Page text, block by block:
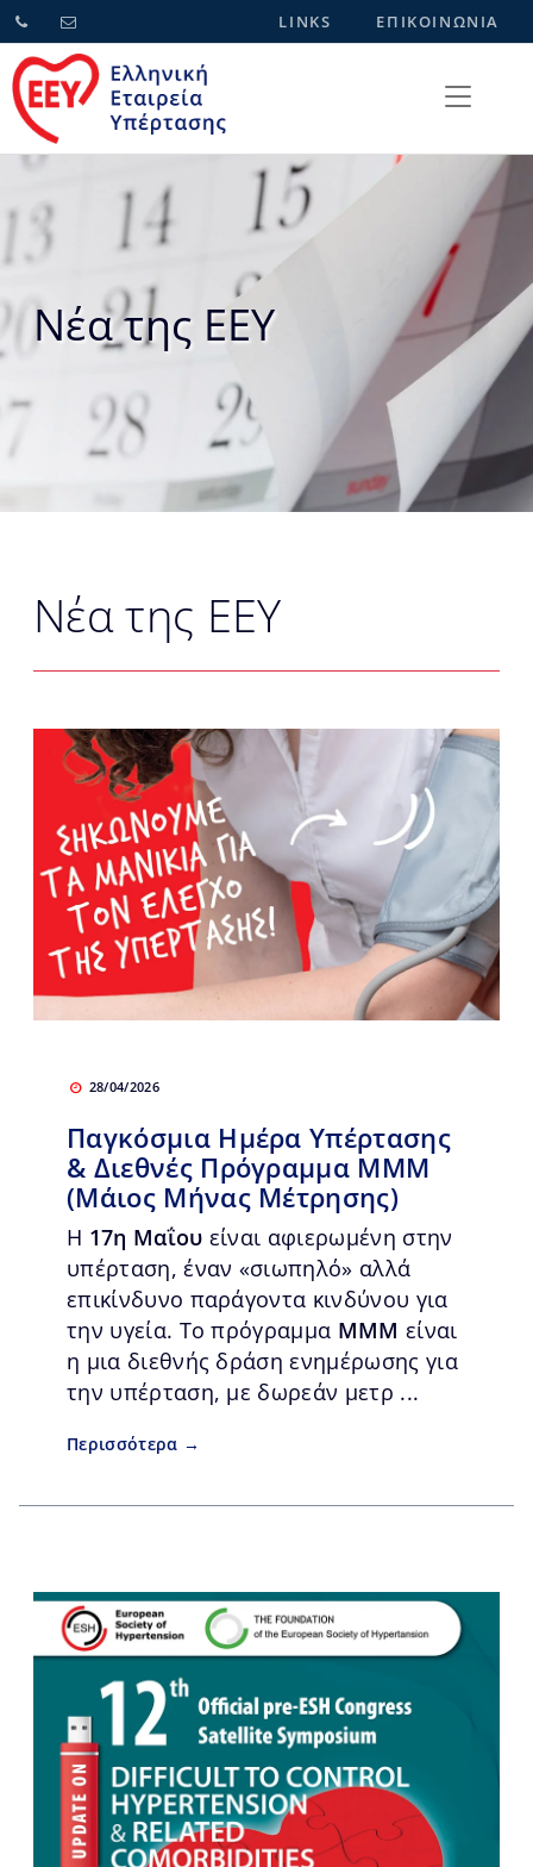
LINKS ΕΠΙΚΟΙΝΩΝΙΑ
Νέα της ΕΕΥ
Νέα της ΕΕΥ
28/04/2026
Παγκόσμια Ημέρα Υπέρτασης
& Διεθνές Πρόγραμμα ΜΜΜ
(Μάιος Μήνας Μέτρησης)
Η 17η Μαΐου είναι αφιερωμένη στην
υπέρταση, έναν «σιωπηλό» αλλά
επικίνδυνο παράγοντα κινδύνου για
την υγεία. Το πρόγραμμα MMΜ είναι
η μια διεθνής δράση ενημέρωσης για
την υπέρταση, με δωρεάν μετρ ...
Περισσότερα →